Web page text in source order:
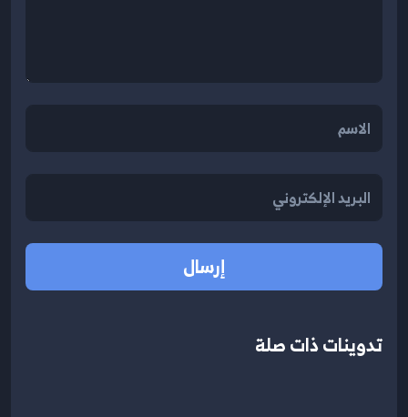
إرسال
تدوينات ذات صلة